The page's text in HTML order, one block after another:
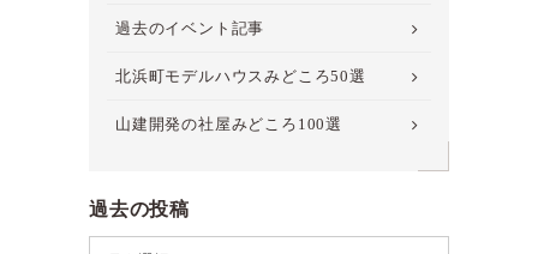
過去のイベント記事
北浜町モデルハウスみどころ50選
山建開発の社屋みどころ100選
過去の投稿